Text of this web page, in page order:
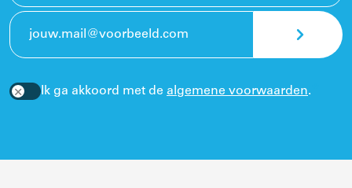
Ik ga akkoord met de algemene voorwaarden.